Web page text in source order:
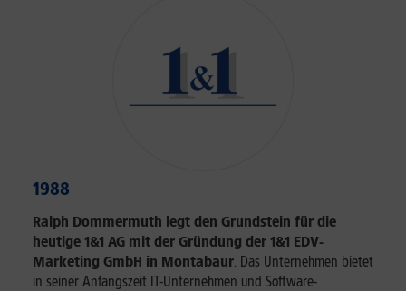
1988
Ralph Dommermuth legt den Grundstein für die
heutige 1&1 AG mit der Gründung der 1&1 EDV-
Marketing GmbH in Montabaur. Das Unternehmen bietet
in seiner Anfangszeit IT-Unternehmen und Software-